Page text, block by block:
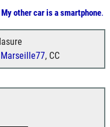
My other car is a smartphone.
, CC